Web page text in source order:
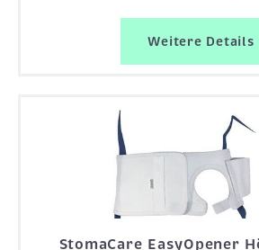
Weitere Details
StomaCare EasyOpener